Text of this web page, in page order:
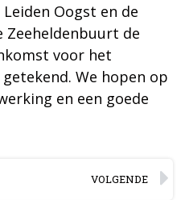
Oogst en de
Zeeheldenbuurt de
voor het
We hopen op
en een goede
VOLGENDE